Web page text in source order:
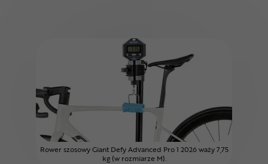
Rower szosowy Giant Defy Advanced Pro 1 2026 waży 7,75
kg (w rozmiarze M).